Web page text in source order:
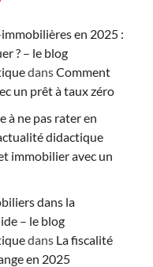
en 2025 :
? – le blog
dansComment
un prêt à taux zéro
à ne pas rater en
didactique
immobilier avec un
dans la
– le blog
dans La fiscalité
en 2025